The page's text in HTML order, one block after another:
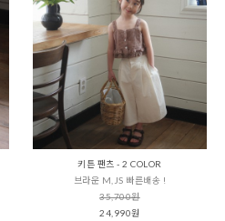
키튼 팬츠 - 2 COLOR
브라운 M,JS 빠른배송 !
35,700원
24,990원